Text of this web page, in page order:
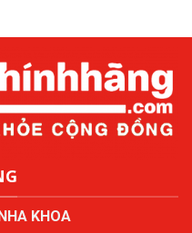
KHOA